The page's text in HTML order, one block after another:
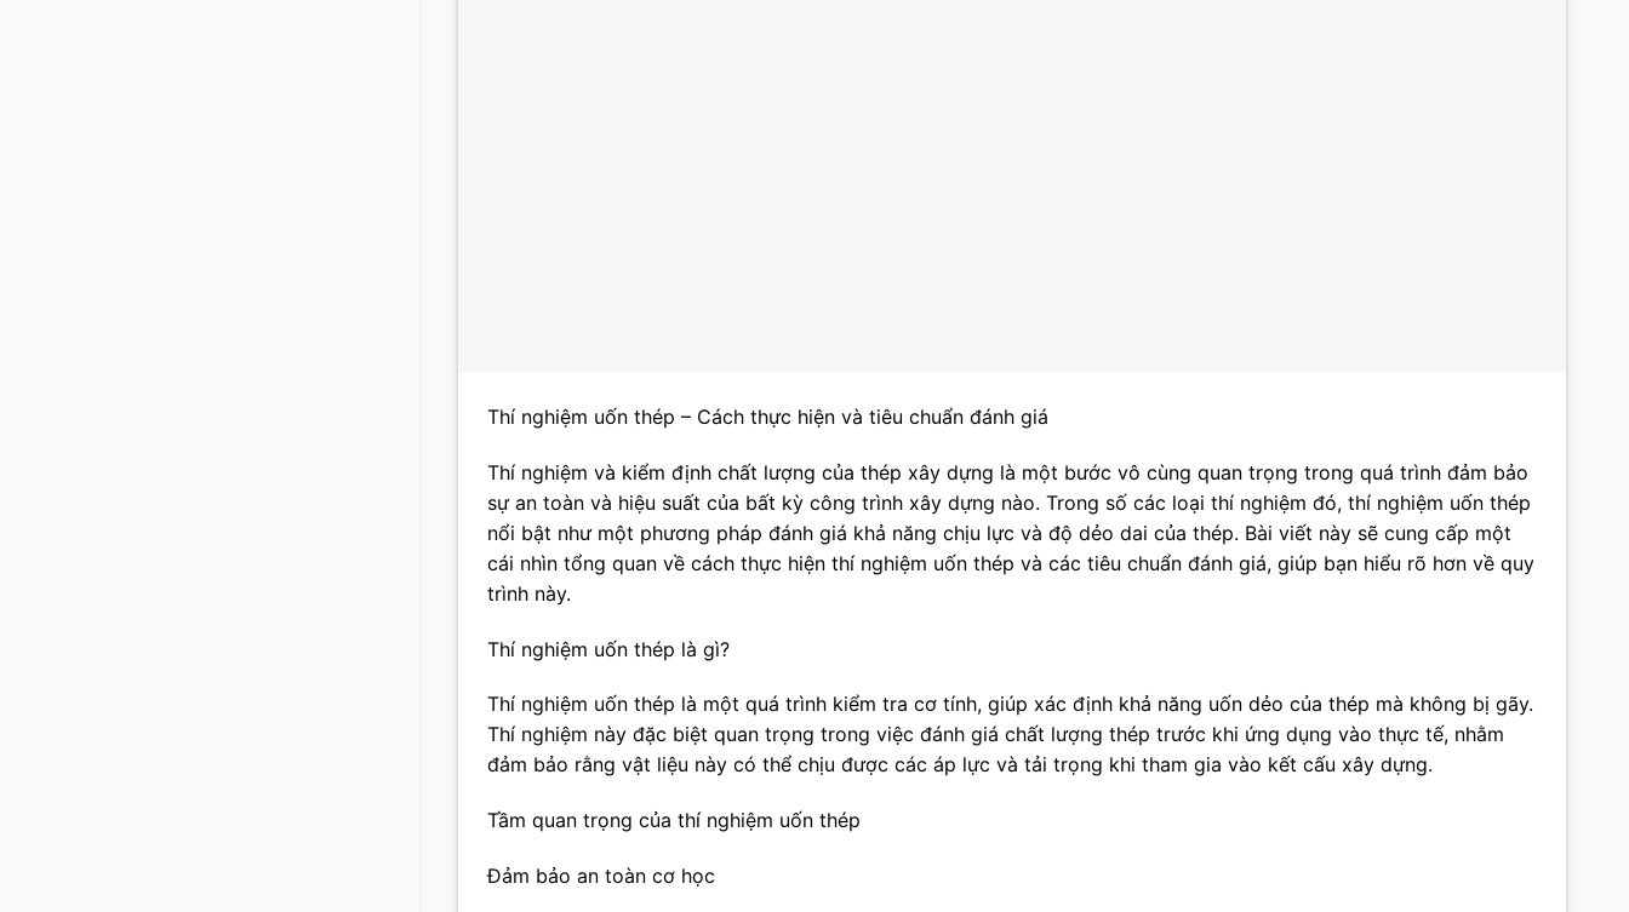
Thí nghiệm uốn thép – Cách thực hiện và tiêu chuẩn đánh giá
Thí nghiệm và kiểm định chất lượng của thép xây dựng là một bước vô cùng quan trọng trong quá trình đảm bảo
sự an toàn và hiệu suất của bất kỳ công trình xây dựng nào. Trong số các loại thí nghiệm đó, thí nghiệm uốn thép
nổi bật như một phương pháp đánh giá khả năng chịu lực và độ dẻo dai của thép. Bài viết này sẽ cung cấp một
cái nhìn tổng quan về cách thực hiện thí nghiệm uốn thép và các tiêu chuẩn đánh giá, giúp bạn hiểu rõ hơn về quy
trình này.
Thí nghiệm uốn thép là gì?
Thí nghiệm uốn thép là một quá trình kiểm tra cơ tính, giúp xác định khả năng uốn dẻo của thép mà không bị gãy.
Thí nghiệm này đặc biệt quan trọng trong việc đánh giá chất lượng thép trước khi ứng dụng vào thực tế, nhằm
đảm bảo rằng vật liệu này có thể chịu được các áp lực và tải trọng khi tham gia vào kết cấu xây dựng.
Tầm quan trọng của thí nghiệm uốn thép
Đảm bảo an toàn cơ học